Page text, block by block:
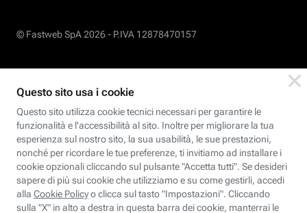
© Fastweb SpA 2026 - P.IVA 12878470157